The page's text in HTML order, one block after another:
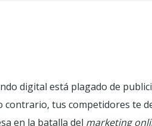
digital está plagado de
tus competidores te
en la batalla del marketing